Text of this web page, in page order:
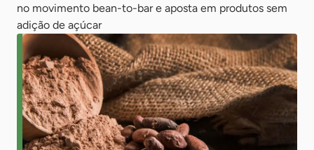
no movimento bean-to-bar e aposta em produtos sem
adição de açúcar